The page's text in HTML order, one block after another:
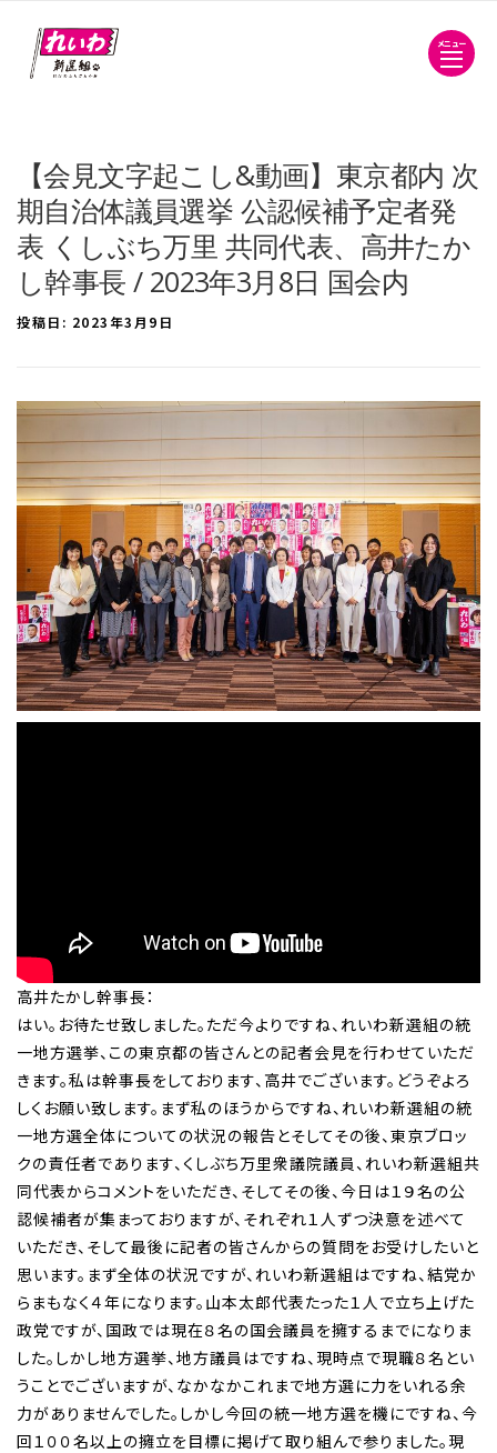
メニュー
【会見文字起こし&動画】東京都内 次
期自治体議員選挙 公認候補予定者発
表 くしぶち万里 共同代表、高井たか
し幹事長 / 2023年3月8日 国会内
投稿日: 2023年3月9日
高井たかし幹事長：
はい。お待たせ致しました。ただ今よりですね、れいわ新選組の統
一地方選挙、この東京都の皆さんとの記者会見を行わせていただ
きます。私は幹事長をしております、高井でございます。どうぞよろ
しくお願い致します。まず私のほうからですね、れいわ新選組の統
一地方選全体についての状況の報告とそしてその後、東京ブロッ
クの責任者であります、くしぶち万里衆議院議員、れいわ新選組共
同代表からコメントをいただき、そしてその後、今日は１９名の公
認候補者が集まっておりますが、それぞれ１人ずつ決意を述べて
いただき、そして最後に記者の皆さんからの質問をお受けしたいと
思います。まず全体の状況ですが、れいわ新選組はですね、結党か
らまもなく４年になります。山本太郎代表たった１人で立ち上げた
政党ですが、国政では現在８名の国会議員を擁するまでになりま
した。しかし地方選挙、地方議員はですね、現時点で現職８名とい
うことでございますが、なかなかこれまで地方選に力をいれる余
力がありませんでした。しかし今回の統一地方選を機にですね、今
回１００名以上の擁立を目標に掲げて取り組んで参りました。現